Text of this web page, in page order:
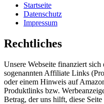
Startseite
Datenschutz
Impressum
Rechtliches
Unsere Webseite finanziert
sogenannten Affiliate Links
oder einem Hinweis auf
Produktlinks bzw.
Betrag, der uns hilft, diese